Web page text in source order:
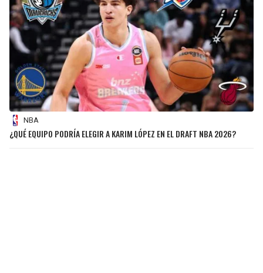
NBA
¿QUÉ EQUIPO PODRÍA ELEGIR A KARIM LÓPEZ EN EL DRAFT NBA 2026?